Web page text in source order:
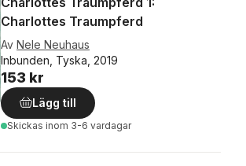
Charlottes Traumpferd
Av Nele Neuhaus
Inbunden, Tyska, 2019
153 kr
Lägg till
Skickas inom 3-6 vardagar